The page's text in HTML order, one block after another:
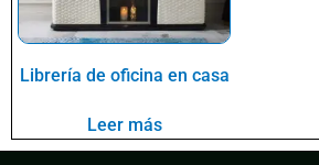
Librería de oficina en casa
Leer más